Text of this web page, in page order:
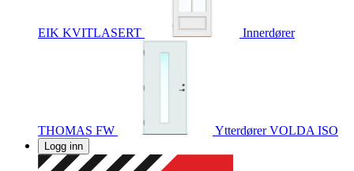
EIK KVITLASERT Innerdører
THOMAS FW YtterdørerVOLDA ISO
Logg inn